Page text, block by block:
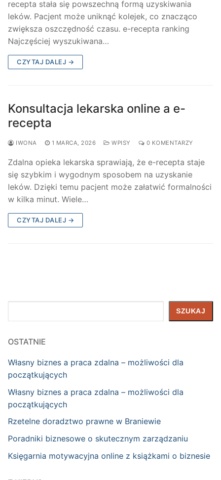
recepta stała się powszechną formą uzyskiwania
leków. Pacjent może uniknąć kolejek, co znacząco
zwiększa oszczędność czasu. e-recepta ranking
Najczęściej wyszukiwana…
CZYTAJ DALEJ →
Konsultacja lekarska online a e-
recepta
IWONA 1 MARCA, 2026 WPISY 0 KOMENTARZY
Zdalna opieka lekarska sprawiają, że e-recepta staje
się szybkim i wygodnym sposobem na uzyskanie
leków. Dzięki temu pacjent może załatwić formalności
w kilka minut. Wiele…
CZYTAJ DALEJ →
SZUKAJ
OSTATNIE
Własny biznes a praca zdalna – możliwości dla
początkujących
Własny biznes a praca zdalna – możliwości dla
początkujących
Rzetelne doradztwo prawne w Braniewie
Poradniki biznesowe o skutecznym zarządzaniu
Księgarnia motywacyjna online z książkami o biznesie